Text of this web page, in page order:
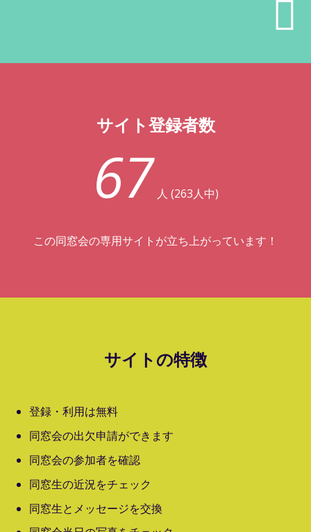
サイト登録者数
67 人 (263人中)
この同窓会の専用サイトが立ち上がっています！
サイトの特徴
登録・利用は無料
同窓会の出欠申請ができます
同窓会の参加者を確認
同窓生の近況をチェック
同窓生とメッセージを交換